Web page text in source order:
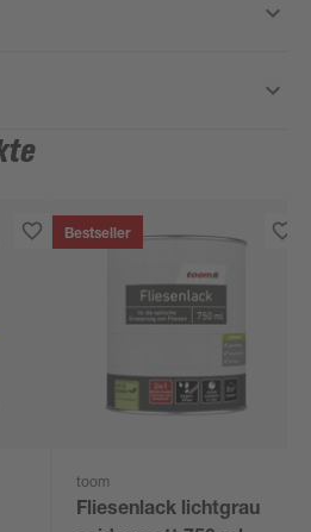
Bestseller
toom
Fliesenlack lichtgrau